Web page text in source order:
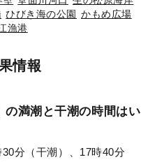
ひびき海の公園 かもめ広場
漁港
情報
の満潮と干潮の時間はい
分（干潮）、17時40分